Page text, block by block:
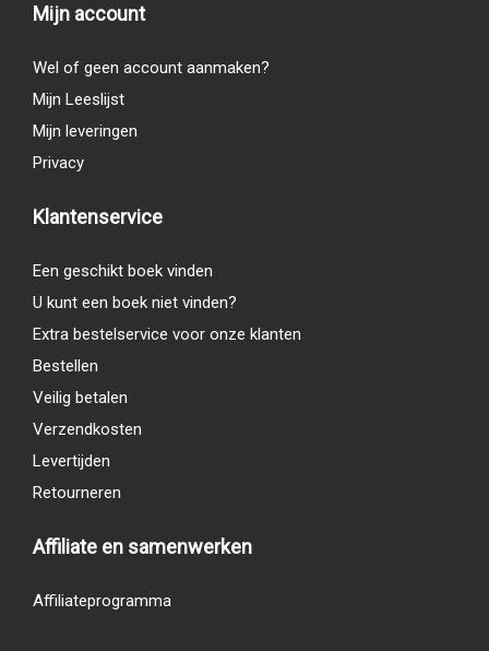
Mijn account
Wel of geen account aanmaken?
Mijn Leeslijst
Mijn leveringen
Privacy
Klantenservice
Een geschikt boek vinden
U kunt een boek niet vinden?
Extra bestelservice voor onze klanten
Bestellen
Veilig betalen
Verzendkosten
Levertijden
Retourneren
Affiliate en samenwerken
Affiliateprogramma